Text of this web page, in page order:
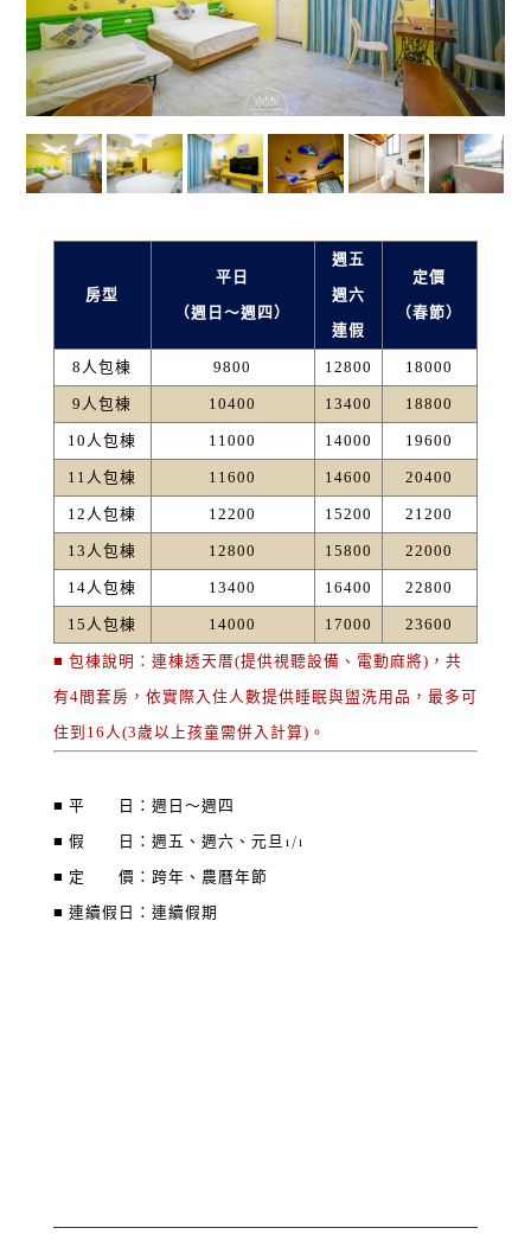
房型
平日
（週日～週四）
週五
週六
連假
定價
（春節）
8人包棟 9800 12800 18000
9人包棟 10400 13400 18800
10人包棟 11000 14000 19600
11人包棟 11600 14600 20400
12人包棟 12200 15200 21200
13人包棟 12800 15800 22000
14人包棟 13400 16400 22800
15人包棟 14000 17000 23600
■ 包棟說明：連棟透天厝(提供視聽設備、電動麻將)，共
有4間套房，依實際入住人數提供睡眠與盥洗用品，最多可
住到16人(3歲以上孩童需併入計算)。
■ 平 日：週日～週四
■ 假 日：週五、週六、元旦1/1
■ 定 價：跨年、農曆年節
■ 連續假日：連續假期